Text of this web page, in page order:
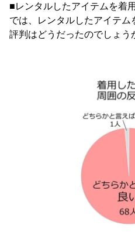
■レンタルしたアイテムを着
では、レンタルしたアイテ
評判はどうだったのでしょう